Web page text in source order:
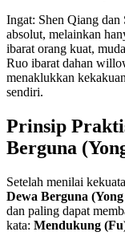
Ingat: Shen Qiang
absolut, melainkan
ibarat orang kuat,
Ruo ibarat dahan
menaklukkan
sendiri.
Prinsip
Berguna
Setelah menilai
Dewa Berguna (Yong
dan paling dapat
kata: Mendukung